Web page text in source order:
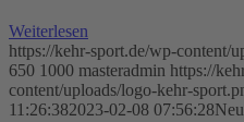
Weiterlesen
https://kehr-sport.de/wp-content/
650 1000 masteradmin https://
content/uploads/logo-kehr-
11:26:382023-02-08 07:56:28